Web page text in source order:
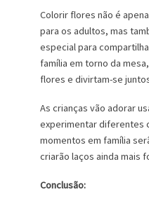
Colorir flores não é
para os adultos, mas
especial para
família em torno da
flores e divirtam-se
As crianças vão adorar
experimentar diferentes
momentos em família
criarão laços ainda mais
Conclusão: